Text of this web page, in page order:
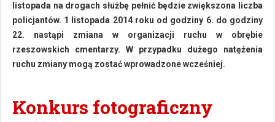
listopada na drogach służbę pełnić będzie zwiększona liczba
policjantów. 1 listopada 2014 roku od godziny 6. do godziny
22. nastąpi zmiana w organizacji ruchu w obrębie
rzeszowskich cmentarzy. W przypadku dużego natężenia
ruchu zmiany mogą zostać wprowadzone wcześniej.
Konkurs fotograficzny